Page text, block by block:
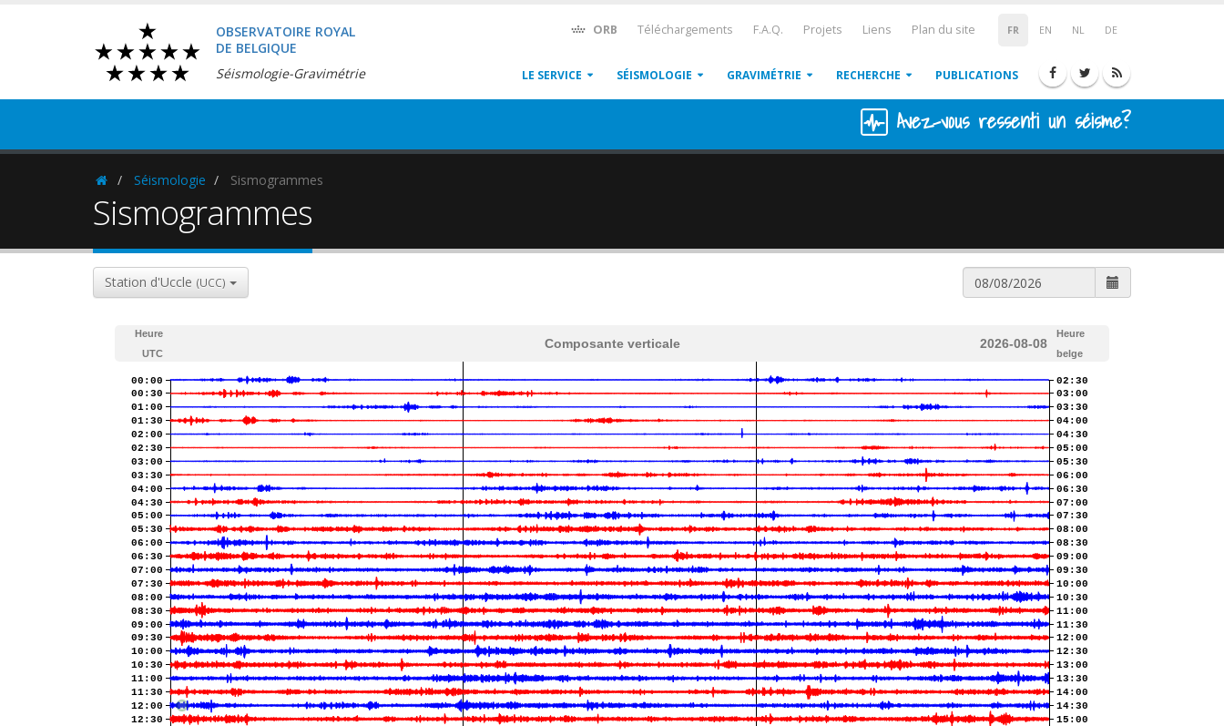
OBSERVATOIRE ROYAL
DE BELGIQUE
Séismologie-Gravimétrie
FR EN NL DE
ORB Téléchargements F.A.Q. Projets Liens Plan du site
LE SERVICE SÉISMOLOGIE GRAVIMÉTRIE RECHERCHE PUBLICATIONS
Avez-vous ressenti un séisme?
HomepageSéismologie Sismogrammes
Sismogrammes
Station d'Uccle (UCC)
Heure
UTC
Composante verticale 2026-08-08
Heure
belge
00:00
00:30
01:00
01:30
02:00
02:30
03:00
03:30
04:00
04:30
05:00
05:30
06:00
06:30
07:00
07:30
08:00
08:30
09:00
09:30
10:00
10:30
11:00
11:30
12:00
12:30
02:30
03:00
03:30
04:00
04:30
05:00
05:30
06:00
06:30
07:00
07:30
08:00
08:30
09:00
09:30
10:00
10:30
11:00
11:30
12:00
12:30
13:00
13:30
14:00
14:30
15:00